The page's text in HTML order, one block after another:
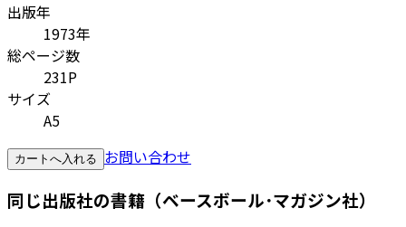
出版年
1973年
総ページ数
231P
サイズ
A5
カートへ入れる お問い合わせ
同じ出版社の書籍（ベースボール･マガジン社）